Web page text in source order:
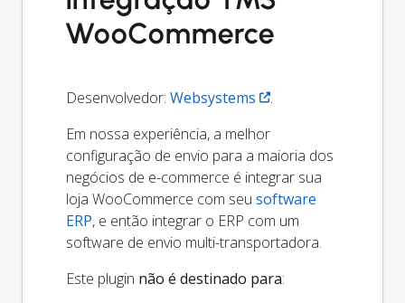
WooCommerce
Desenvolvedor: Websystems
.
Em nossa experiência, a melhor
configuração de envio para a maioria dos
negócios de e-commerce é integrar sua
loja WooCommerce com seu software
ERP, e então integrar o ERP com um
software de envio multi-transportadora.
Este plugin não é destinado para: